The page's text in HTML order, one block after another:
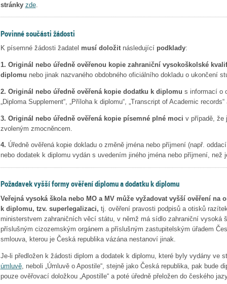
stránky zde.
Povinné součásti žádosti
K písemné žádosti žadatel musí doložitnásledující podklady:
1. Originál nebo úředně ověřenou kopie zahraniční vysokoškolské
diplomu nebo jinak nazvaného obdobného oficiálního dokladu o ukončení
2. Originál nebo úředně ověřená kopie dodatku k diplomu s informací o
„Diploma Supplement“, „Příloha k diplomu“, „Transcript of Academic records“
3. Originál nebo úředně ověřená kopie písemné plné moci v případě, že
zvoleným zmocněncem.
4. Úředně ověřená kopie dokladu o změně jména nebo příjmení (např.
nebo dodatek k diplomu vydán s uvedením jiného jména nebo příjmení, než
Požadavek vyšší formy ověření diplomu a dodatku k diplomu
Veřejná vysoká škola nebo MO a MV může vyžadovat vyšší ověření na
k diplomu, tzv. superlegalizaci, tj. ověření pravosti podpisů a otisků
ministerstvem zahraničních věcí státu, v němž má sídlo zahraniční vysoká
příslušným cizozemským orgánem a příslušným zastupitelským úřadem
smlouva, kterou je Česká republika vázána nestanoví jinak.
Je-li předložen k žádosti diplom a dodatek k diplomu, které byly vydány ve
úmluvě, neboli „Úmluvě o Apostile“, stejně jako Česká republika, pak bude
pouze ověřovací doložkou „Apostille“ a poté úředně přeložen do českého